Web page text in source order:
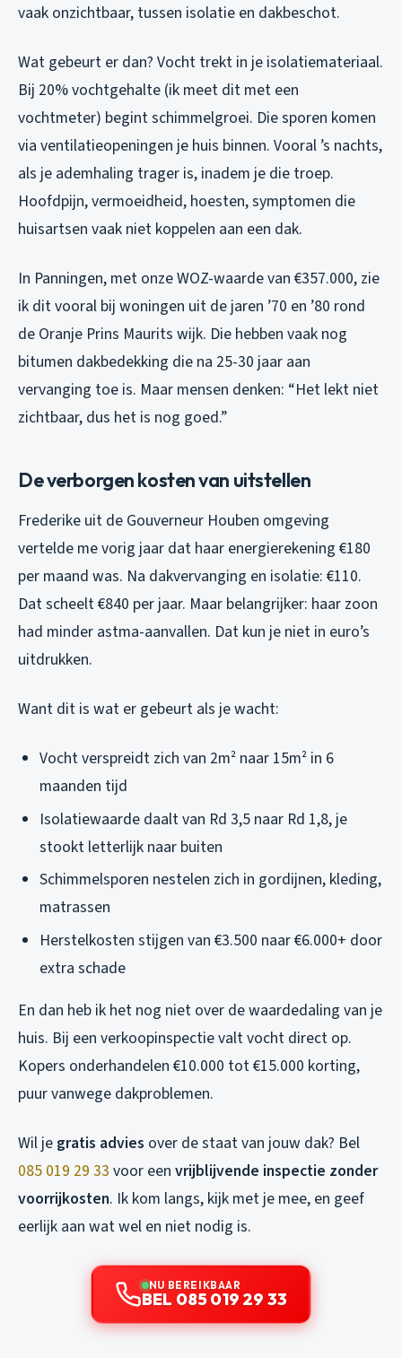
vaak onzichtbaar, tussen isolatie en dakbeschot.
Wat gebeurt er dan? Vocht trekt in je isolatiemateriaal.
Bij 20% vochtgehalte (ik meet dit met een
vochtmeter) begint schimmelgroei. Die sporen komen
via ventilatieopeningen je huis binnen. Vooral ’s nachts,
als je ademhaling trager is, inadem je die troep.
Hoofdpijn, vermoeidheid, hoesten, symptomen die
huisartsen vaak niet koppelen aan een dak.
In Panningen, met onze WOZ-waarde van €357.000, zie
ik dit vooral bij woningen uit de jaren ’70 en ’80 rond
de Oranje Prins Maurits wijk. Die hebben vaak nog
bitumen dakbedekking die na 25-30 jaar aan
vervanging toe is. Maar mensen denken: “Het lekt niet
zichtbaar, dus het is nog goed.”
De verborgen kosten van uitstellen
Frederike uit de Gouverneur Houben omgeving
vertelde me vorig jaar dat haar energierekening €180
per maand was. Na dakvervanging en isolatie: €110.
Dat scheelt €840 per jaar. Maar belangrijker: haar zoon
had minder astma-aanvallen. Dat kun je niet in euro’s
uitdrukken.
Want dit is wat er gebeurt als je wacht:
Vocht verspreidt zich van 2m² naar 15m² in 6
maanden tijd
Isolatiewaarde daalt van Rd 3,5 naar Rd 1,8, je
stookt letterlijk naar buiten
Schimmelsporen nestelen zich in gordijnen, kleding,
matrassen
Herstelkosten stijgen van €3.500 naar €6.000+ door
extra schade
En dan heb ik het nog niet over de waardedaling van je
huis. Bij een verkoopinspectie valt vocht direct op.
Kopers onderhandelen €10.000 tot €15.000 korting,
puur vanwege dakproblemen.
Wil je gratis advies over de staat van jouw dak? Bel
085 019 29 33 voor een vrijblijvende inspectie zonder
voorrijkosten. Ik kom langs, kijk met je mee, en geef
eerlijk aan wat wel en niet nodig is.
NU BEREIKBAAR
BEL 085 019 29 33